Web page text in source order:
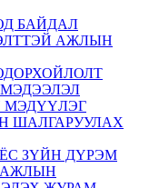
БАЙДАЛ
АЖЛЫН
ШАЛГАРУУЛАХ
ЗҮЙН ДҮРЭМ
АЖЛЫН